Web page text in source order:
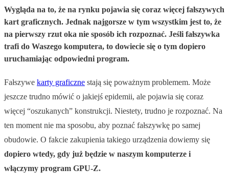
Wygląda na to, że na rynku pojawia się coraz więcej fałszywych
kart graficznych. Jednak najgorsze w tym wszystkim jest to, że
na pierwszy rzut oka nie sposób ich rozpoznać. Jeśli fałszywka
trafi do Waszego komputera, to dowiecie się o tym dopiero
uruchamiając odpowiedni program.
Fałszywe karty graficzne stają się poważnym problemem. Może
jeszcze trudno mówić o jakiejś epidemii, ale pojawia się coraz
więcej “oszukanych” konstrukcji. Niestety, trudno je rozpoznać. Na
ten moment nie ma sposobu, aby poznać fałszywkę po samej
obudowie. O fakcie zakupienia takiego urządzenia dowiemy się
dopiero wtedy, gdy już będzie w naszym komputerze i
włączymy program GPU-Z.